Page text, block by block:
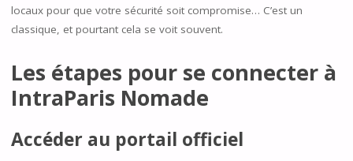
locaux pour que votre sécurité soit compromise… C’est un
classique, et pourtant cela se voit souvent.
Les étapes pour se connecter à
IntraParis Nomade
Accéder au portail officiel